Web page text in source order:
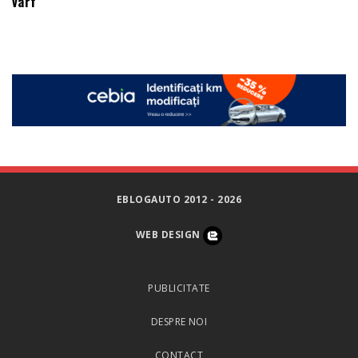
EBLOGAUTO 2012 - 2026
WEB DESIGN
PUBLICITATE
DESPRE NOI
CONTACT